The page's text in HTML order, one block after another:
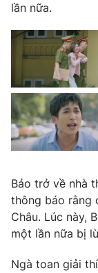
lần nữa.
Bảo trở về nhà
thông báo rằng
Châu. Lúc này,
một lần nữa bị
Ngà toan giải